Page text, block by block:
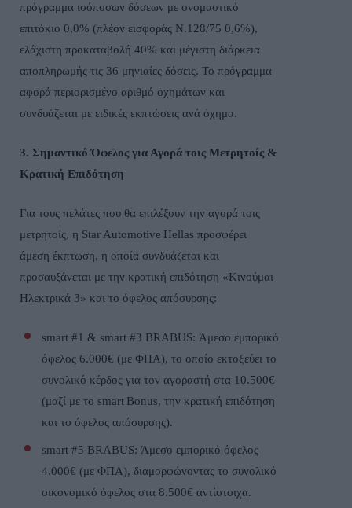
πρόγραμμα ισόποσων δόσεων με ονομαστικό
επιτόκιο 0,0% (πλέον εισφοράς Ν.128/75 0,6%),
ελάχιστη προκαταβολή 40% και μέγιστη διάρκεια
αποπληρωμής τις 36 μηνιαίες δόσεις. Το πρόγραμμα
αφορά περιορισμένο αριθμό οχημάτων και
συνδυάζεται με ειδικές εκπτώσεις ανά όχημα.
3. Σημαντικό Όφελος για Αγορά τοις Μετρητοίς &
Κρατική Επιδότηση
Για τους πελάτες που θα επιλέξουν την αγορά τοις
μετρητοίς, η Star Automotive Hellas προσφέρει
άμεση έκπτωση, η οποία συνδυάζεται και
προσαυξάνεται με την κρατική επιδότηση «Κινούμαι
Ηλεκτρικά 3» και το όφελος απόσυρσης:
smart #1 & smart #3 BRABUS: Άμεσο εμπορικό
όφελος 6.000€ (με ΦΠΑ), το οποίο εκτοξεύει το
συνολικό κέρδος για τον αγοραστή στα 10.500€
(μαζί με το smart Bonus, την κρατική επιδότηση
και το όφελος απόσυρσης).
smart #5 BRABUS: Άμεσο εμπορικό όφελος
4.000€ (με ΦΠΑ), διαμορφώνοντας το συνολικό
οικονομικό όφελος στα 8.500€ αντίστοιχα.